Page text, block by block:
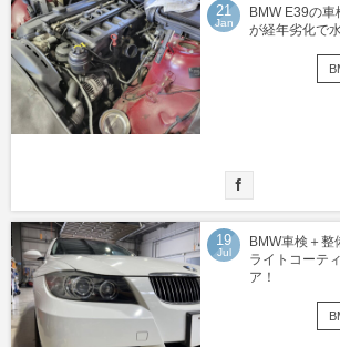
21
Jan
BMW E39の
が経年劣化で
19
Jul
BMW車検＋
ライトコーテ
ア！